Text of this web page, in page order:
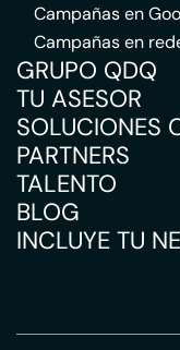
Campañas en
Campañas en
GRUPO QDQ
TU ASESOR
SOLUCIONES
PARTNERS
TALENTO
BLOG
INCLUYE TU